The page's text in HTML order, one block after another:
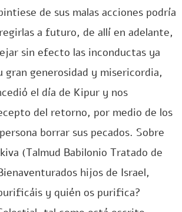
de sus malas acciones podría
a futuro, de allí en adelante,
sin efecto las inconductas ya
gran generosidad y misericordia,
el día de Kipur y nos
del retorno, por medio de los
borrar sus pecados. Sobre
(Talmud Babilonio Tratado de
hijos de Israel,
y quién os purifica?